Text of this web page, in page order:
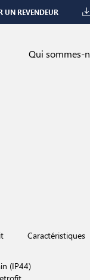
UN REVENDEUR
Qui sommes-
Caractéristiques
(IP44)